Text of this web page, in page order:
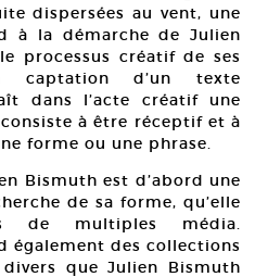
dispersées au vent, une
à la démarche de Julien
processus créatif de ses
captation d’un texte
dans l’acte créatif une
à être réceptif et à
forme ou une phrase.
Bismuth est d’abord une
de sa forme, qu’elle
de multiples média.
également des collections
que Julien Bismuth